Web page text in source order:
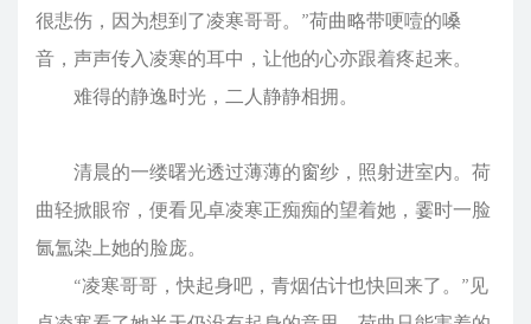
很悲伤，因为想到了凌寒哥哥。”荷曲略带哽噎的嗓
音，声声传入凌寒的耳中，让他的心亦跟着疼起来。
难得的静逸时光，二人静静相拥。
清晨的一缕曙光透过薄薄的窗纱，照射进室内。荷
曲轻掀眼帘，便看见卓凌寒正痴痴的望着她，霎时一脸
氤氲染上她的脸庞。
“凌寒哥哥，快起身吧，青烟估计也快回来了。”见